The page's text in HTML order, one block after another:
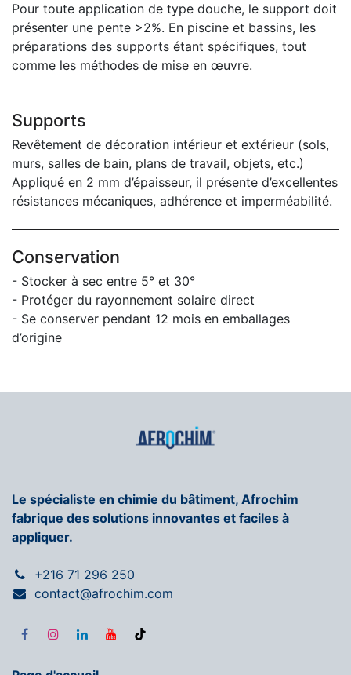
Pour toute application de type douche, le support doit
présenter une pente >2%. En piscine et bassins, les
préparations des supports étant spécifiques, tout
comme les méthodes de mise en œuvre.
Supports
Revêtement de décoration intérieur et extérieur (sols,
murs, salles de bain, plans de travail, objets, etc.)
Appliqué en 2 mm d’épaisseur, il présente d’excellentes
résistances mécaniques, adhérence et imperméabilité.
Conservation
- Stocker à sec entre 5° et 30°
- Protéger du rayonnement solaire direct
- Se conserver pendant 12 mois en emballages
d’origine
Le spécialiste en chimie du bâtiment, Afrochim
fabrique des solutions innovantes et faciles à
appliquer.
+216 71 296 250
contact@afrochim.com